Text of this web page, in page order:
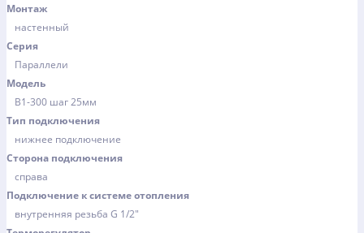
Монтаж
настенный
Серия
Параллели
Модель
В1-300 шаг 25мм
Тип подключения
нижнее подключение
Сторона подключения
справа
Подключение к системе отопления
внутренняя резьба G 1/2"